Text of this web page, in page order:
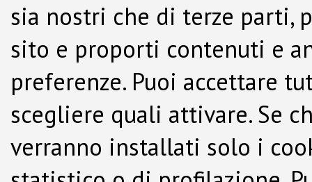
sia nostri che di terze parti,
sito e proporti contenuti e
preferenze. Puoi accettare
scegliere quali attivare. Se
verranno installati solo i